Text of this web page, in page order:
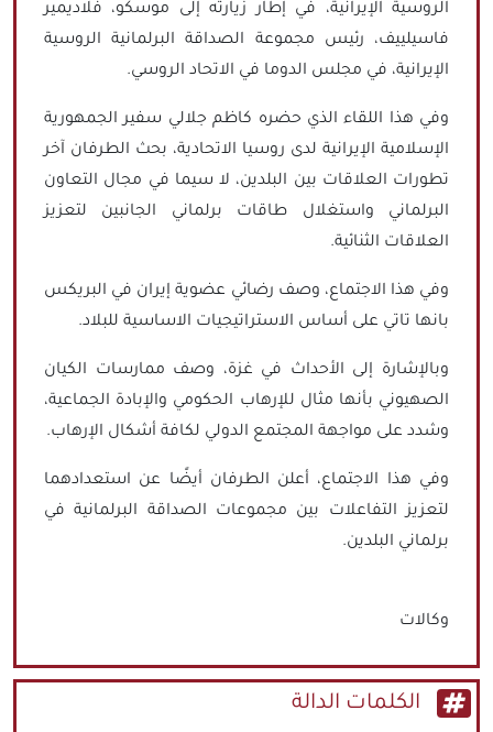
الروسية الإيرانية، في إطار زيارته إلى موسكو، فلاديمير
فاسيلييف، رئيس مجموعة الصداقة البرلمانية الروسية
الإيرانية، في مجلس الدوما في الاتحاد الروسي.
وفي هذا اللقاء الذي حضره كاظم جلالي سفير الجمهورية
الإسلامية الإيرانية لدى روسيا الاتحادية، بحث الطرفان آخر
تطورات العلاقات بين البلدين، لا سيما في مجال التعاون
البرلماني واستغلال طاقات برلماني الجانبين لتعزيز
العلاقات الثنائية.
وفي هذا الاجتماع، وصف رضائي عضوية إيران في البريكس
بانها تاتي على أساس الاستراتيجيات الاساسية للبلاد.
وبالإشارة إلى الأحداث في غزة، وصف ممارسات الكيان
الصهيوني بأنها مثال للإرهاب الحكومي والإبادة الجماعية،
وشدد على مواجهة المجتمع الدولي لكافة أشكال الإرهاب.
وفي هذا الاجتماع، أعلن الطرفان أيضًا عن استعدادهما
لتعزيز التفاعلات بين مجموعات الصداقة البرلمانية في
برلماني البلدين.
وكالات
الكلمات الدالة